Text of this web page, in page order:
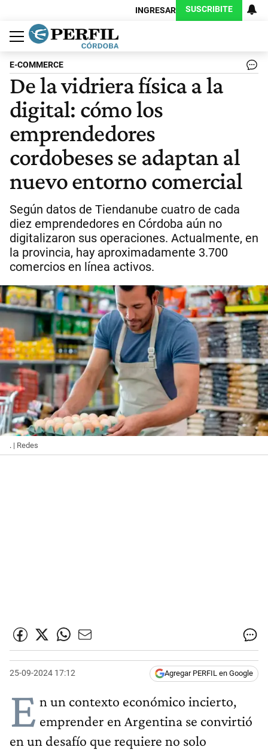
INGRESAR SUSCRIBITE
Política
Economía
Judiciales
Sociedad
Cultura
Espectáculos
Deportes
Protagonistas
E-COMMERCE
De la vidriera física a la
digital: cómo los
emprendedores
cordobeses se adaptan al
nuevo entorno comercial
Según datos de Tiendanube cuatro de cada
diez emprendedores en Córdoba aún no
digitalizaron sus operaciones. Actualmente, en
la provincia, hay aproximadamente 3.700
comercios en línea activos.
. | Redes
25-09-2024 17:12 Agregar PERFIL en Google
E n un contexto económico incierto,
emprender en Argentina se convirtió
en un desafío que requiere no solo